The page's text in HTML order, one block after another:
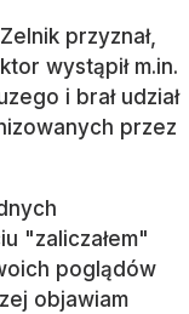
przyznał,
wystąpił m.in.
i brał udział
przez
"zaliczałem"
poglądów
objawiam